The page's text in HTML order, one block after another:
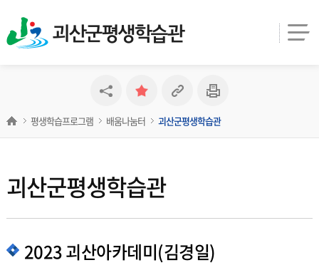
괴산군평생학습관
괴산군평생학습관
평생학습프로그램 배움나눔터 괴산군평생학습관
2023 괴산아카데미(김경일)